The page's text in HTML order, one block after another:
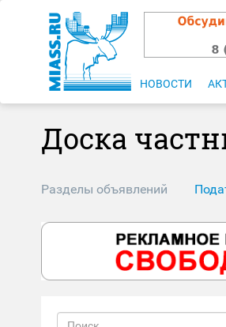
НОВОСТИ
Доска
Разделы объявлений